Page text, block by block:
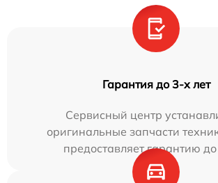
Гарантия до 3-х лет
Сервисный центр
оригинальные запчасти
предоставляет гарантию до